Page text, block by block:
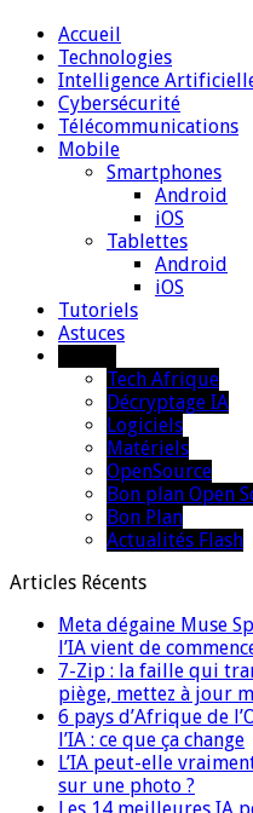
Accueil
Technologies
Intelligence
Cybersécurité
Télécommunications
Mobile
Smartphones
Android
iOS
Tablettes
Android
iOS
Tutoriels
Astuces
Tech Afrique
Décryptage IA
Logiciels
Matériels
OpenSource
Bon plan Open
Bon Plan
Actualités Flash
Articles Récents
Meta dégaine Muse
l’IA vient de
7-Zip : la faille qui
piège, mettez à jour
6 pays d’Afrique de
l’IA : ce que ça change
L’IA peut-elle
sur une photo ?